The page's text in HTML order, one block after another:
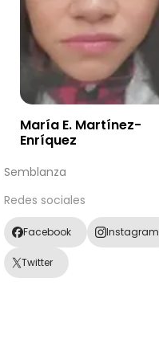
María E. Martínez-
Enríquez
Semblanza
Redes sociales
Facebook Instagram
Twitter